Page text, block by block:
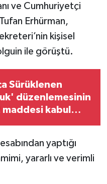
ve Cumhuriyetçi
Erhürman,
kişisel
ile görüştü.
Sürüklenen
düzenlemesinin
maddesi kabul
yaptığı
yararlı ve verimli